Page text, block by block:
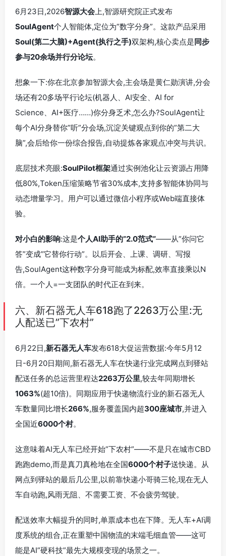
6月23日,2026智源大会上,智源研究院正式发布
SoulAgent个人智能体,定位为”数字分身”。这款产品采用
Soul(第二大脑)+Agent(执行之手)双架构,核心卖点是同步
参与20余场并行分论坛。
想象一下:你在北京参加智源大会,主会场是黄仁勋演讲,分会
场还有20多场平行论坛(机器人、AI安全、AI for
Science、AI+医疗……)你分身乏术,怎么办?SoulAgent让
每个AI分身替你”听”分会场,沉淀关键观点到你的”第二大
脑”,会后给你一份综合报告,自动提炼各家观点冲突与共识。
底层技术亮眼:SoulPilot框架通过实例池化让云资源占用降
低80%,Token压缩策略节省30%成本,支持多智能体协同与
动态增量学习。用户可以通过微信小程序或Web端直接体
验。
对小白的影响:这是个人AI助手的”2.0范式”——从”你问它
答”变成”它替你行动”。以后开会、上课、调研、写报
告,SoulAgent这种数字分身可能成为标配,效率直接乘以N
倍。一个人=一支团队的时代正在到来。
六、新石器无人车618跑了2263万公里:无
人配送已”下农村”
6月22日,新石器无人车发布618大促运营数据:今年5月12
日-6月20日期间,新石器无人车在快递行业完成网点到驿站
配送任务的总运营里程达2263万公里,较去年同期增长
1063%(超10倍)。同期应用于快递物流行业的新石器无人
车数量同比增长266%,服务覆盖国内超300座城市,并进入
全国近6000个村。
这意味着AI无人车已经开始”下农村”——不是只在城市CBD
跑跑demo,而是真刀真枪地在全国6000个村子送快递。从
网点到驿站的最后几公里,以前靠快递小哥骑三轮,现在无人
车自动跑,风雨无阻、不需要工资、不会疲劳驾驶。
配送效率大幅提升的同时,单票成本也在下降。无人车+AI调
度系统的组合,正在重塑中国物流的末端毛细血管——这可
能是AI”硬科技”最先大规模变现的场景之一。